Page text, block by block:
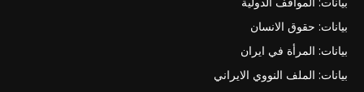
بيانات: حقوق الانسان
بيانات: المرأة في ايران
بيانات: الملف النووي الايراني